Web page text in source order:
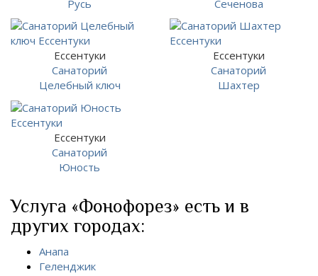
Русь
Сеченова
Ессентуки
Санаторий
Целебный ключ
Ессентуки
Санаторий
Шахтер
Ессентуки
Санаторий
Юность
Услуга «Фонофорез» есть и в
других городах:
Анапа
Геленджик